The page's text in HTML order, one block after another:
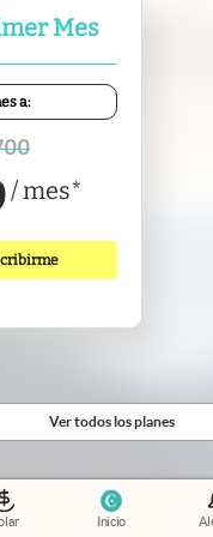
Inicio
Mes
a:
/mes*
Ver todos los planes
.La estancia
planean